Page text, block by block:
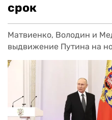
срок
Матвиенко, Володин и
выдвижение Путина на